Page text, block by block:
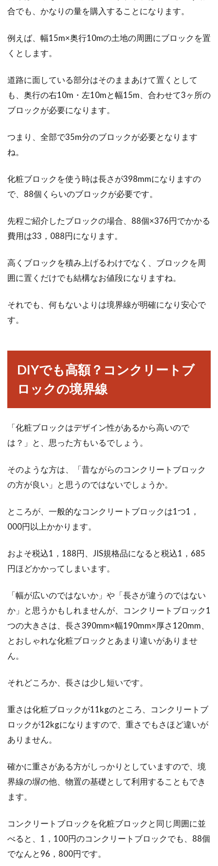
合でも、かなりの量を購入することになります。
例えば、幅15m×奥行10mの土地の周囲にブロックを置
くとします。
道路に面している部分はそのままあけて置くとして
も、奥行の右10m・左10mと幅15m、合わせて3ヶ所の
ブロックが必要になります。
つまり、全部で35m分のブロックが必要となります
ね。
化粧ブロックを使う時は長さが398mmになりますの
で、88個くらいのブロックが必要です。
先程ご紹介したブロックの場合、88個×376円でかかる
費用は33，088円になります。
高くブロックを積み上げるわけでなく、ブロックを周
囲に置くだけでも結構なお値段になりますね。
それでも、何もないよりは境界線が明確になり安心で
す。
DIYでも高額？コンクリートブ
ロックの境界線
「化粧ブロックはデザイン性があるから高いので
は？」と、思った方もいるでしょう。
そのような方は、「昔ながらのコンクリートブロック
の方が良い」と思うのではないでしょうか。
ところが、一般的なコンクリートブロックは1つ1，
000円以上かかります。
およそ税込1，188円、JIS規格品になると税込1，685
円ほどかかってしまいます。
「幅が広いのではないか」や「長さが違うのではない
か」と思うかもしれませんが、コンクリートブロック1
つの大きさは、長さ390mm×幅190mm×厚さ120mm、
とおしゃれな化粧ブロックとあまり違いがありませ
ん。
それどころか、長さは少し短いです。
重さは化粧ブロックが11kgのところ、コンクリートブ
ロックが12kgになりますので、重さでもさほど違いが
ありません。
確かに重さがある方がしっかりとしていますので、境
界線の塀の他、物置の基礎として利用することもでき
ます。
コンクリートブロックを化粧ブロックと同じ周囲に並
べると、1，100円のコンクリートブロックでも、88個
でなんと96，800円です。